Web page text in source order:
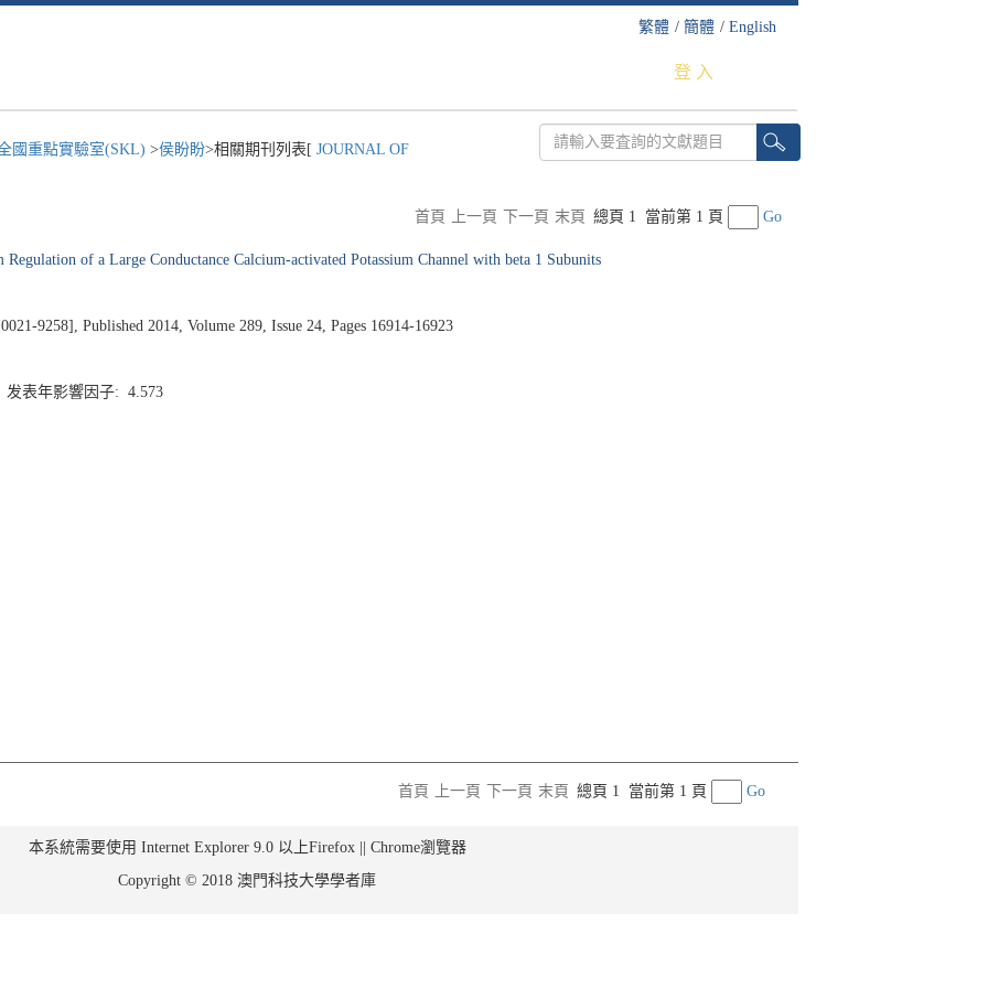
繁體 / 簡體 / English
登 入
國重點實驗室(SKL) >侯盼盼>相關期刊列表[ JOURNAL OF
首頁 上一頁 下一頁 末頁 總頁 1 當前第 1 頁 Go
of a Large Conductance Calcium-activated Potassium Channel with beta 1 Subunits
9258], Published 2014, Volume 289, Issue 24, Pages 16914-16923
表年影響因子: 4.573
首頁 上一頁 下一頁 末頁 總頁 1 當前第 1 頁 Go
本系統需要使用 Internet Explorer 9.0 以上Firefox || Chrome瀏覽器
Copyright © 2018 澳門科技大學學者庫